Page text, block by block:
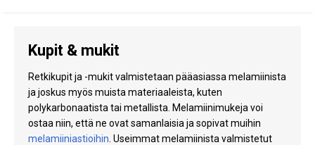
Puhdistus ja hoito
Matkavarusteet
Auto ja peräkärry
Kaasu
Kupit & mukit
Retkikupit ja -mukit valmistetaan pääasiassa melamiinista
ja joskus myös muista materiaaleista, kuten
polykarbonaatista tai metallista. Melamiinimukeja voi
ostaa niin, että ne ovat samanlaisia ja sopivat muihin
melamiiniastioihin . Useimmat melamiinista valmistetut